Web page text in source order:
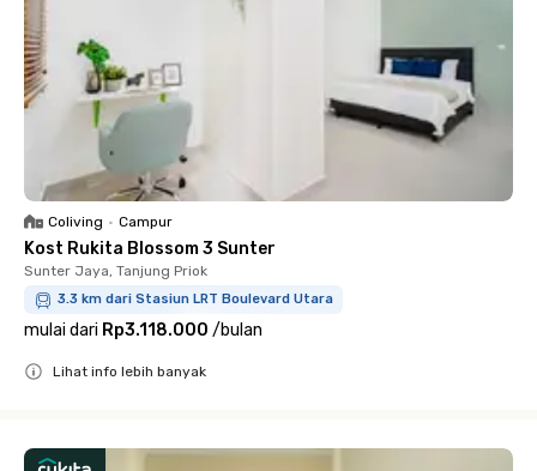
Coliving • Campur
Kost Rukita Blossom 3 Sunter
Sunter Jaya, Tanjung Priok
3.3 km dari Stasiun LRT Boulevard Utara
mulai dari Rp3.118.000 /bulan
Lihat info lebih banyak